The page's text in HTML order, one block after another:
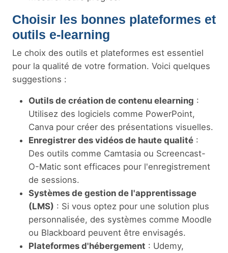
Choisir les bonnes plateformes et
outils e-learning
Le choix des outils et plateformes est essentiel
pour la qualité de votre formation. Voici quelques
suggestions :
Outils de création de contenu elearning :
Utilisez des logiciels comme PowerPoint,
Canva pour créer des présentations visuelles.
Enregistrer des vidéos de haute qualité :
Des outils comme Camtasia ou Screencast-
O-Matic sont efficaces pour l'enregistrement
de sessions.
Systèmes de gestion de l'apprentissage
(LMS) : Si vous optez pour une solution plus
personnalisée, des systèmes comme Moodle
ou Blackboard peuvent être envisagés.
Plateformes d'hébergement : Udemy,